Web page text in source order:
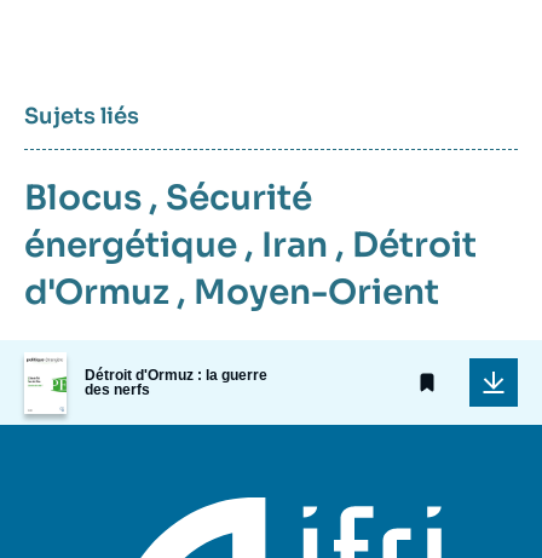
Sujets liés
Blocus , Sécurité
énergétique , Iran , Détroit
d'Ormuz , Moyen-Orient
Image
de
couverture
de
Détroit d'Ormuz : la guerre
des nerfs